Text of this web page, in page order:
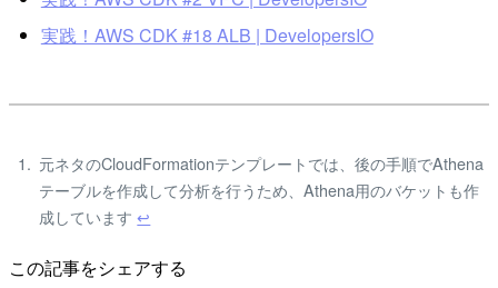
実践！AWS CDK #18 ALB | DevelopersIO
元ネタのCloudFormationテンプレートでは、後の手順でAthena
テーブルを作成して分析を行うため、Athena用のバケットも作
成しています↩
この記事をシェアする